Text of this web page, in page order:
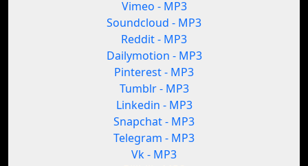
Vimeo - MP3
Soundcloud - MP3
Reddit - MP3
Dailymotion - MP3
Pinterest - MP3
Tumblr - MP3
Linkedin - MP3
Snapchat - MP3
Telegram - MP3
Vk - MP3